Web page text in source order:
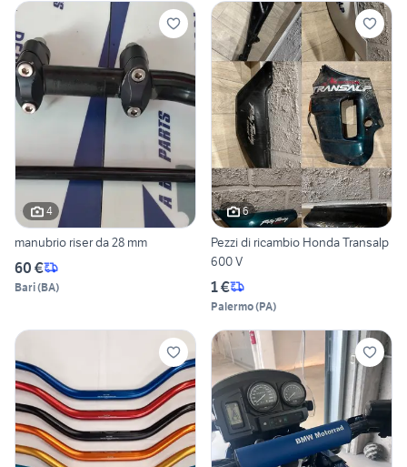
4
manubrio riser da 28 mm
60 €
Bari(BA)
6
Pezzi di ricambio Honda Transalp
600 V
1 €
Palermo(PA)